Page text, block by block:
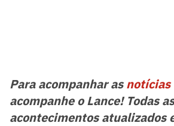
Para acompanhar asnotícias
acompanhe o Lance! Todas
acontecimentos atualizados